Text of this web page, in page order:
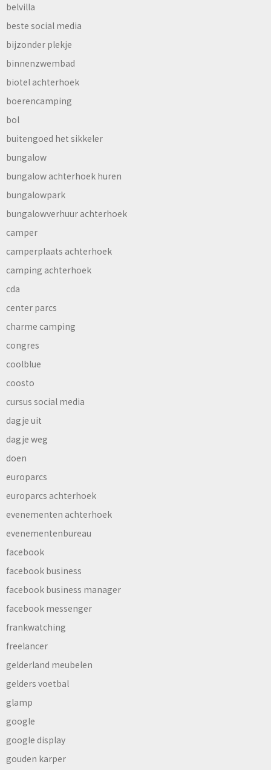
belvilla
beste social media
bijzonder plekje
binnenzwembad
biotel achterhoek
boerencamping
bol
buitengoed het sikkeler
bungalow
bungalow achterhoek huren
bungalowpark
bungalowverhuur achterhoek
camper
camperplaats achterhoek
camping achterhoek
cda
center parcs
charme camping
congres
coolblue
coosto
cursus social media
dagje uit
dagje weg
doen
europarcs
europarcs achterhoek
evenementen achterhoek
evenementenbureau
facebook
facebook business
facebook business manager
facebook messenger
frankwatching
freelancer
gelderland meubelen
gelders voetbal
glamp
google
google display
gouden karper